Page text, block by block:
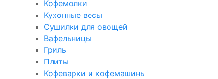
Кофемолки
Кухонные весы
Сушилки для овощей
Вафельницы
Гриль
Плиты
Кофеварки и кофемашины